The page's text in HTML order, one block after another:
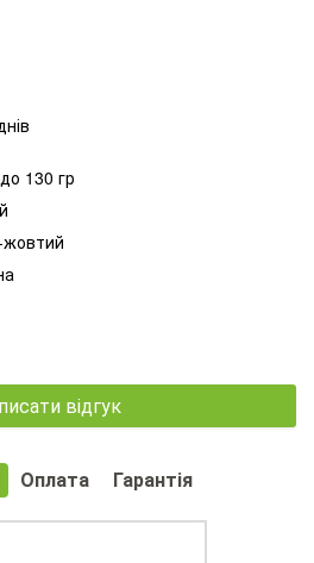
130 гр
жовтий
відгук
Оплата Гарантія